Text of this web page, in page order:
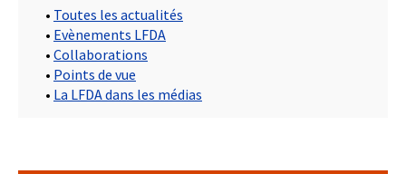
• Toutes les actualités
• Evènements LFDA
• Collaborations
• Points de vue
• La LFDA dans les médias